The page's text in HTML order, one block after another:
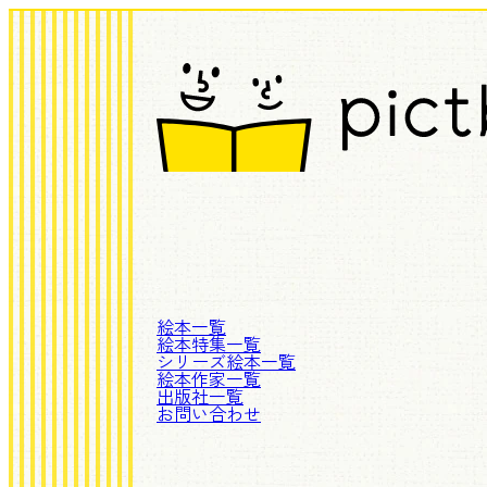
絵本一覧
絵本特集一覧
シリーズ絵本一覧
絵本作家一覧
出版社一覧
お問い合わせ